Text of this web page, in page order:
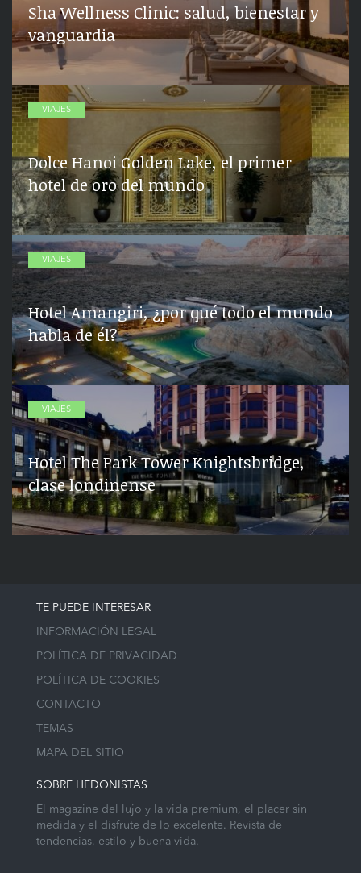
Sha Wellness Clinic: salud, bienestar y
vanguardia
VIAJES
Dolce Hanoi Golden Lake, el primer
hotel de oro del mundo
VIAJES
Hotel Amangiri, ¿por qué todo el mundo
habla de él?
VIAJES
Hotel The Park Tower Knightsbridge,
clase londinense
TE PUEDE INTERESAR
INFORMACIÓN LEGAL
POLÍTICA DE PRIVACIDAD
POLÍTICA DE COOKIES
CONTACTO
TEMAS
MAPA DEL SITIO
SOBRE HEDONISTAS
El magazine del lujo y la vida premium, el placer sin
medida y el disfrute de lo excelente. Revista de
tendencias, estilo y buena vida.